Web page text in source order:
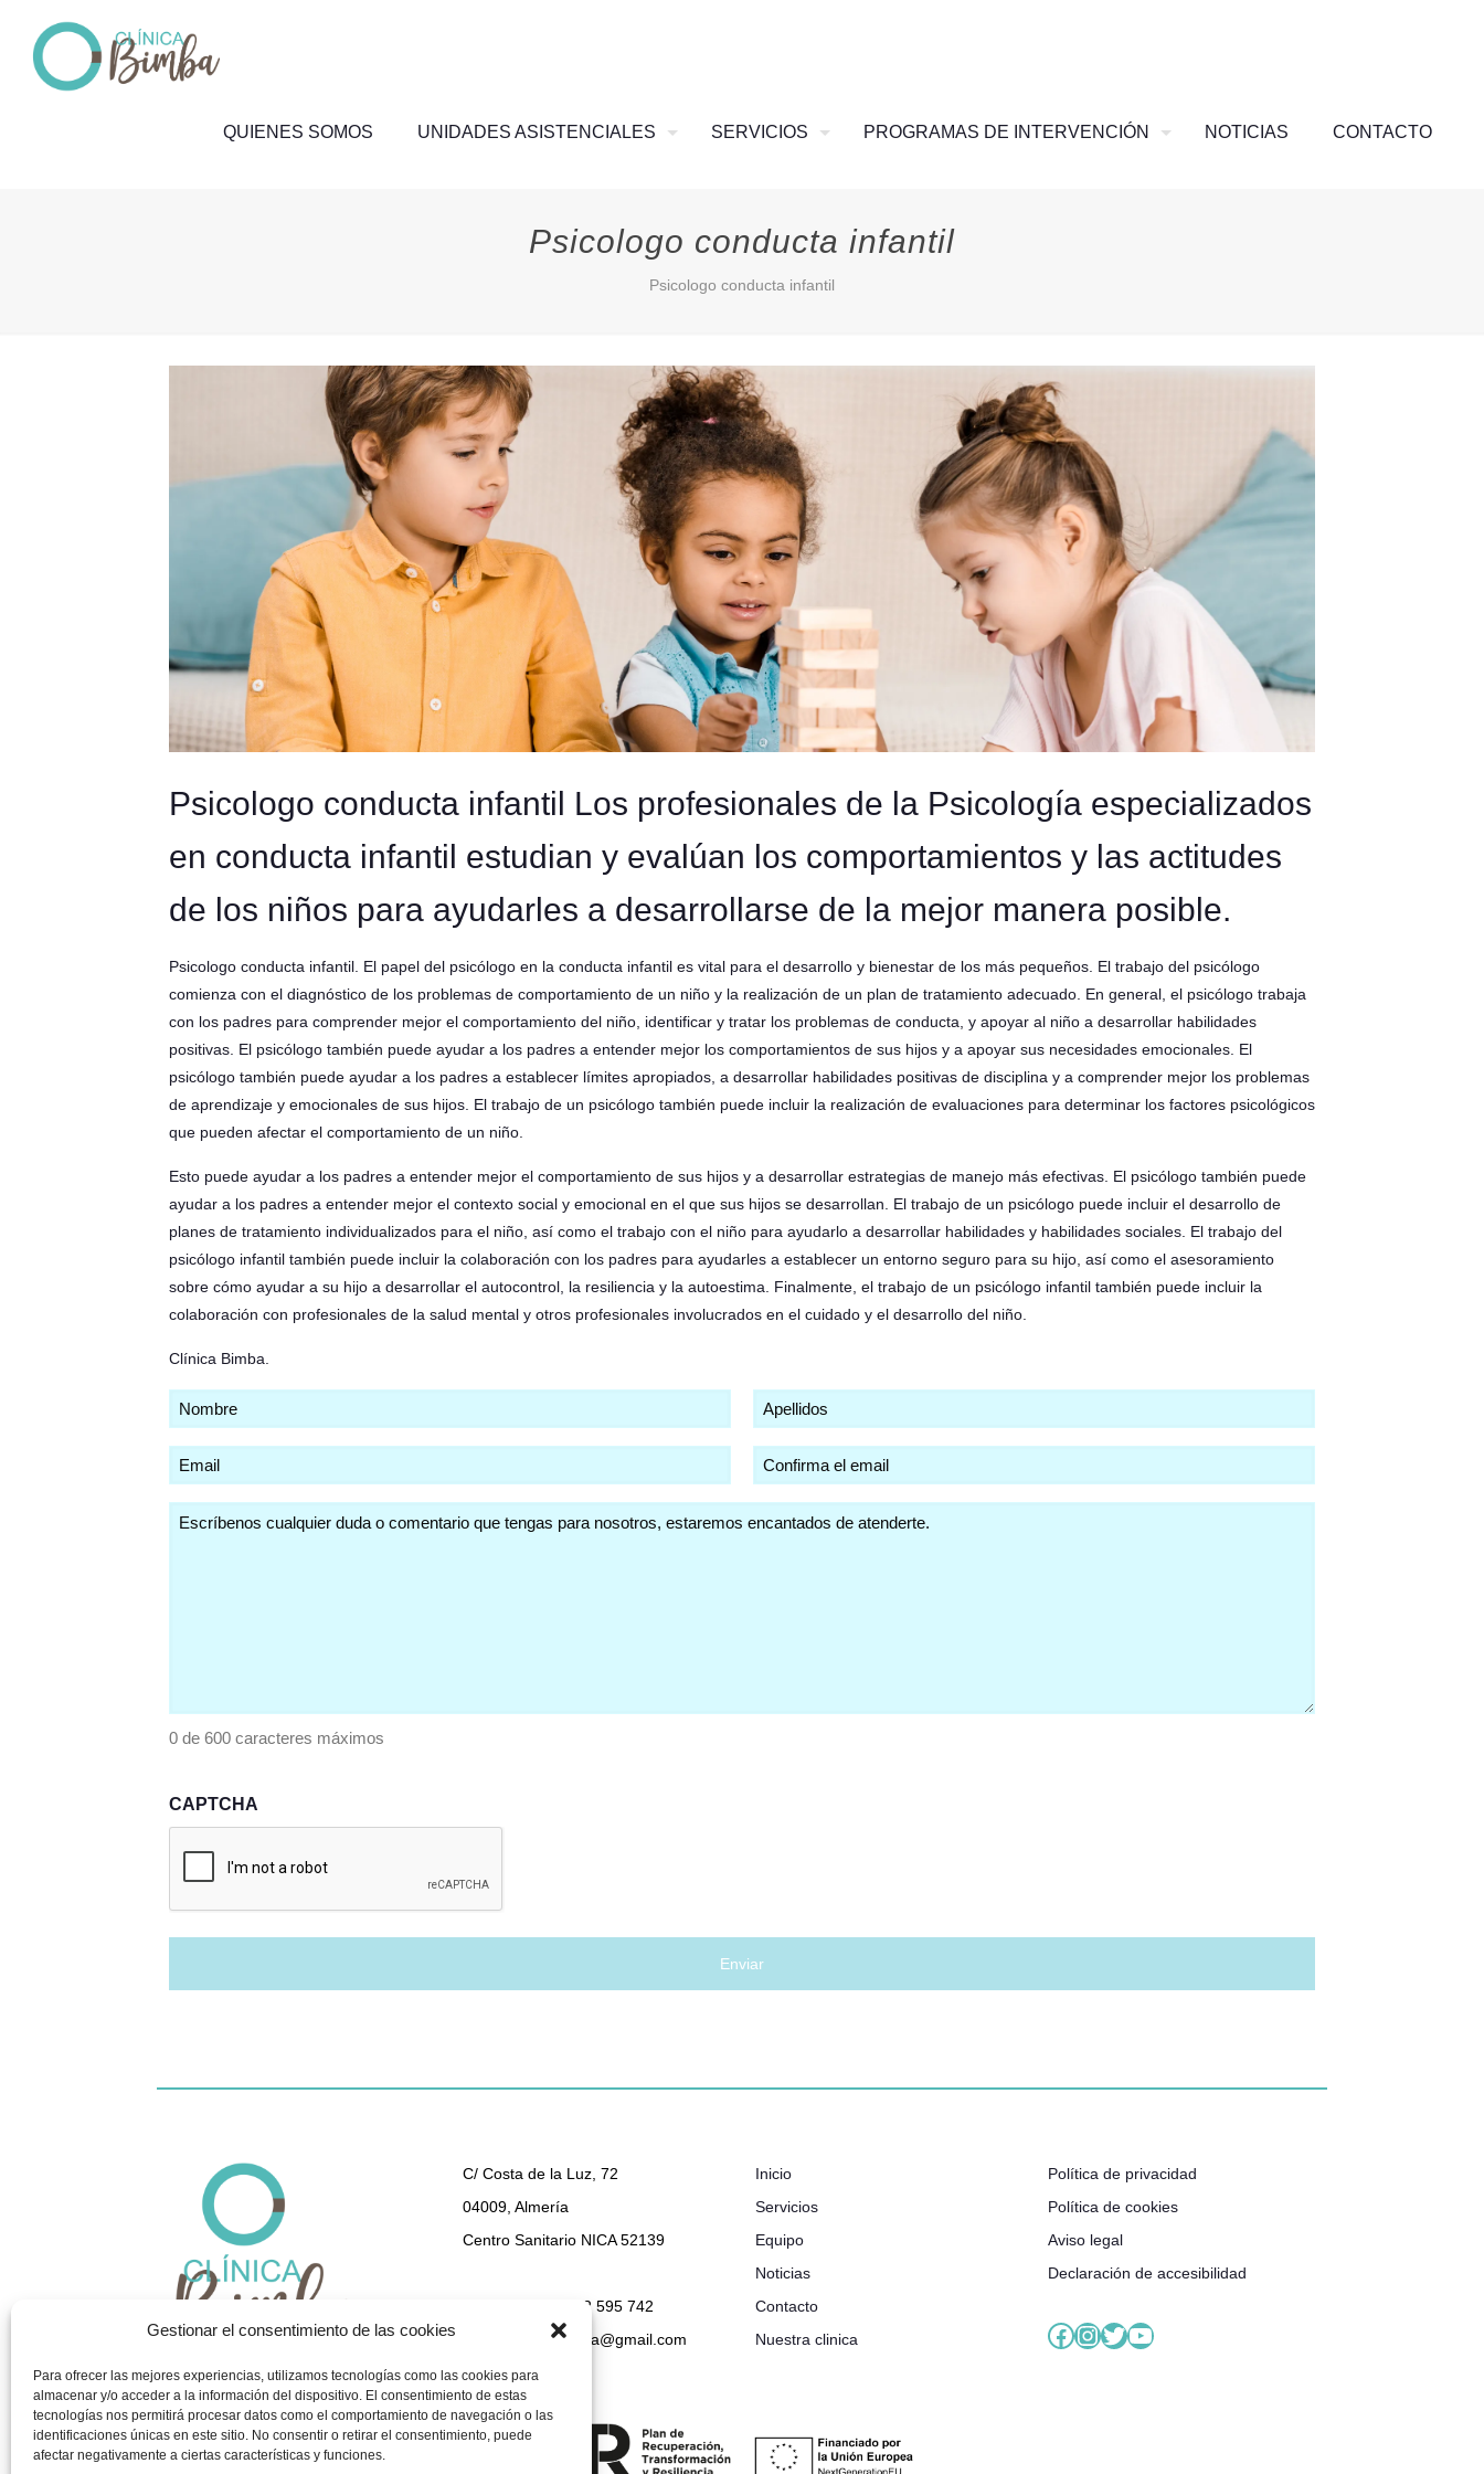
Gestionar el consentimiento de las cookies
Para ofrecer las mejores experiencias, utilizamos tecnologías como las cookies para
almacenar y/o acceder a la información del dispositivo. El consentimiento de estas
tecnologías nos permitirá procesar datos como el comportamiento de navegación o las
identificaciones únicas en este sitio. No consentir o retirar el consentimiento, puede
afectar negativamente a ciertas características y funciones.
QUIENES SOMOS UNIDADES ASISTENCIALES SERVICIOS PROGRAMAS DE INTERVENCIÓN NOTICIAS CONTACTO
Psicologo conducta infantil
Psicologo conducta infantil
Psicologo conducta infantil Los profesionales de la Psicología especializados
en conducta infantil estudian y evalúan los comportamientos y las actitudes
de los niños para ayudarles a desarrollarse de la mejor manera posible.
Psicologo conducta infantil. El papel del psicólogo en la conducta infantil es vital para el desarrollo y bienestar de los más pequeños. El trabajo del psicólogo
comienza con el diagnóstico de los problemas de comportamiento de un niño y la realización de un plan de tratamiento adecuado. En general, el psicólogo trabaja
con los padres para comprender mejor el comportamiento del niño, identificar y tratar los problemas de conducta, y apoyar al niño a desarrollar habilidades
positivas. El psicólogo también puede ayudar a los padres a entender mejor los comportamientos de sus hijos y a apoyar sus necesidades emocionales. El
psicólogo también puede ayudar a los padres a establecer límites apropiados, a desarrollar habilidades positivas de disciplina y a comprender mejor los problemas
de aprendizaje y emocionales de sus hijos. El trabajo de un psicólogo también puede incluir la realización de evaluaciones para determinar los factores psicológicos
que pueden afectar el comportamiento de un niño.
Esto puede ayudar a los padres a entender mejor el comportamiento de sus hijos y a desarrollar estrategias de manejo más efectivas. El psicólogo también puede
ayudar a los padres a entender mejor el contexto social y emocional en el que sus hijos se desarrollan. El trabajo de un psicólogo puede incluir el desarrollo de
planes de tratamiento individualizados para el niño, así como el trabajo con el niño para ayudarlo a desarrollar habilidades y habilidades sociales. El trabajo del
psicólogo infantil también puede incluir la colaboración con los padres para ayudarles a establecer un entorno seguro para su hijo, así como el asesoramiento
sobre cómo ayudar a su hijo a desarrollar el autocontrol, la resiliencia y la autoestima. Finalmente, el trabajo de un psicólogo infantil también puede incluir la
colaboración con profesionales de la salud mental y otros profesionales involucrados en el cuidado y el desarrollo del niño.
Clínica Bimba
Nombre
(Obligatorio)
Email
(Obligatorio)
Comentarios
0 de 600 caracteres máximos
CAPTCHA
C/ Costa de la Luz, 72
04009, Almería
Centro Sanitario NICA 52139
950 048 632 - 722 595 742
gestionclinicabimba@gmail.com
Inicio
Servicios
Equipo
Noticias
Contacto
Nuestra clinica
Política de privacidad
Política de cookies
Aviso legal
Declaración de accesibilidad